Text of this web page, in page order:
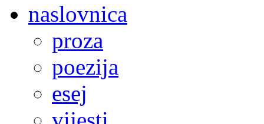
naslovnica
proza
poezija
esej